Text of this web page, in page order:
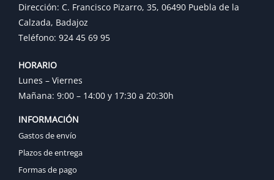
Dirección: C. Francisco Pizarro, 35, 06490 Puebla de la
Calzada, Badajoz
Teléfono: 924 45 69 95
HORARIO
Lunes – Viernes
Mañana: 9:00 – 14:00 y 17:30 a 20:30h
INFORMACIÓN
Gastos de envío
Plazos de entrega
Formas de pago